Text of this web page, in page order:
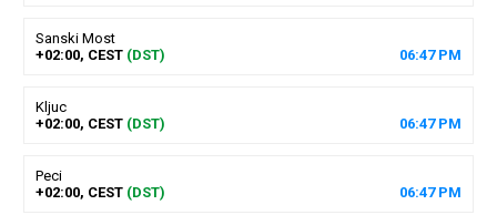
Sanski Most
+02:00, CEST (DST) 06:47PM
Kljuc
+02:00, CEST (DST) 06:47PM
Peci
+02:00, CEST (DST) 06:47PM